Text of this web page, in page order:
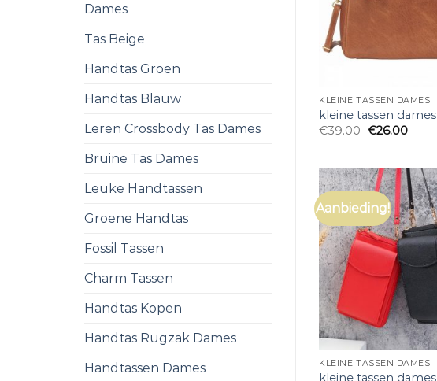
Dames
Tas Beige
Handtas Groen
Handtas Blauw
Leren Crossbody Tas Dames
Bruine Tas Dames
Leuke Handtassen
Groene Handtas
Fossil Tassen
Charm Tassen
Handtas Kopen
Handtas Rugzak Dames
Handtassen Dames
KLEINE TASSEN DAMES
kleine tassen dames
€39.00 €26.00
Aanbieding!
KLEINE TASSEN DAMES